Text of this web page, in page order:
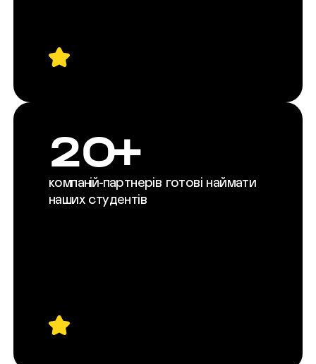
20+
компаній-партнерів готові наймати
наших студентів